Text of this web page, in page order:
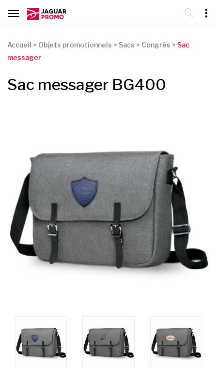
Accueil > Objets promotionnels > Sacs > Congrès > Sac
messager
Sac messager BG400